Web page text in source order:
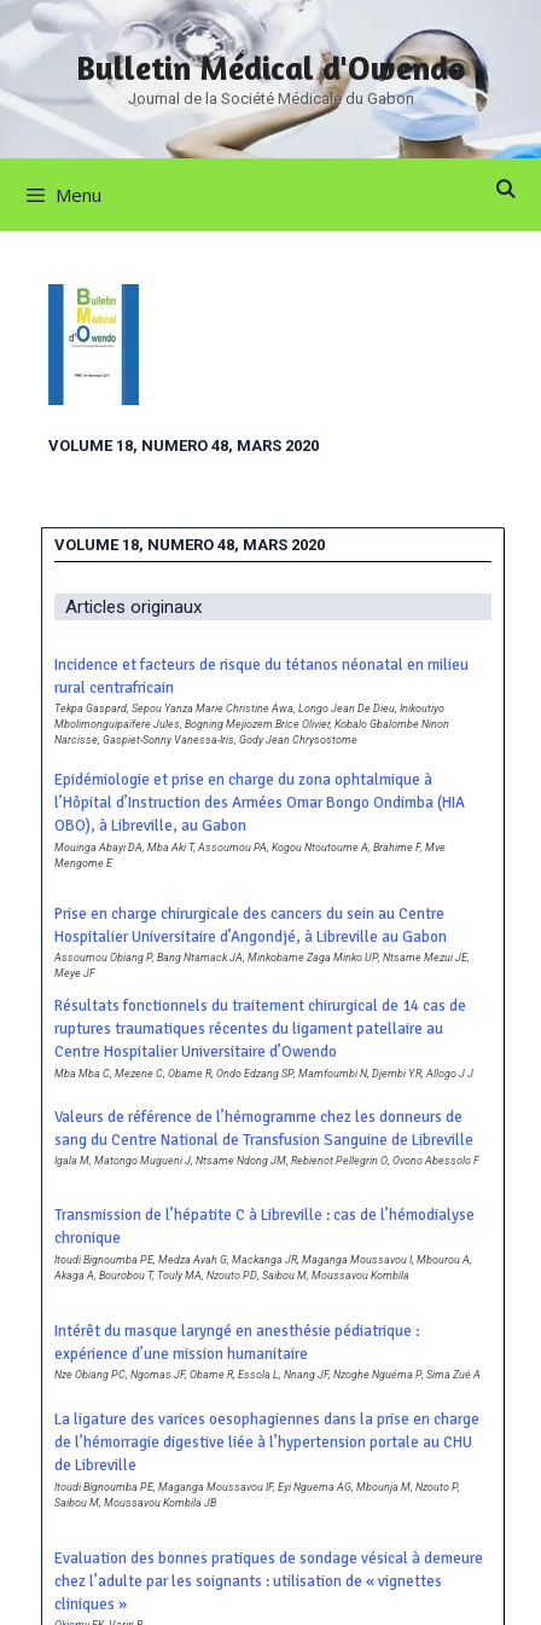
Bulletin Médical d'Owendo
Journal de la Société Médicale du Gabon
Menu
VOLUME 18, NUMERO 48, MARS 2020
VOLUME 18, NUMERO 48, MARS 2020
Articles originaux
Incidence et facteurs de risque du tétanos néonatal en milieu
rural centrafricain
Tekpa Gaspard, Sepou Yanza Marie Christine Awa, Longo Jean De Dieu, Inikoutiyo
Mbolimonguipaïfere Jules, Bogning Mejiozem Brice Olivier, Kobalo Gbalombe Ninon
Narcisse, Gaspiet-Sonny Vanessa-Iris, Gody Jean Chrysostome
Epidémiologie et prise en charge du zona ophtalmique à
l’Hôpital d’Instruction des Armées Omar Bongo Ondimba (HIA
OBO), à Libreville, au Gabon
Mouinga Abayi DA, Mba Aki T, Assoumou PA, Kogou Ntoutoume A, Brahime F, Mve
Mengome E
Prise en charge chirurgicale des cancers du sein au Centre
Hospitalier Universitaire d’Angondjé, à Libreville au Gabon
Assoumou Obiang P, Bang Ntamack JA, Minkobame Zaga Minko UP, Ntsame Mezui JE,
Meye JF
Résultats fonctionnels du traitement chirurgical de 14 cas de
ruptures traumatiques récentes du ligament patellaire au
Centre Hospitalier Universitaire d’Owendo
Mba Mba C, Mezene C, Obame R, Ondo Edzang SP, Mamfoumbi N, Djembi Y.R, Allogo J J
Valeurs de référence de l’hémogramme chez les donneurs de
sang du Centre National de Transfusion Sanguine de Libreville
Igala M, Matongo Mugueni J, Ntsame Ndong JM, Rebienot Pellegrin O, Ovono Abessolo F
Transmission de l’hépatite C à Libreville : cas de l’hémodialyse
chronique
Itoudi Bignoumba PE, Medza Avah G, Mackanga JR, Maganga Moussavou I, Mbourou A,
Akaga A, Bourobou T, Touly MA, Nzouto PD, Saibou M, Moussavou Kombila
Intérêt du masque laryngé en anesthésie pédiatrique :
expérience d’une mission humanitaire
Nze Obiang PC, Ngomas JF, Obame R, Essola L, Nnang JF, Nzoghe Nguéma P, Sima Zué A
La ligature des varices oesophagiennes dans la prise en charge
de l’hémorragie digestive liée à l’hypertension portale au CHU
de Libreville
Itoudi Bignoumba PE, Maganga Moussavou IF, Eyi Nguema AG, Mbounja M, Nzouto P,
Saibou M, Moussavou Kombila JB
Evaluation des bonnes pratiques de sondage vésical à demeure
chez l’adulte par les soignants : utilisation de « vignettes
cliniques »